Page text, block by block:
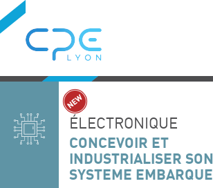
Accueil
Formations qualifiantes
Formations diplômantes
Infos pratiques
Déroulement des formations
ÉLECTRONIQUE
CONCEVOIR ET
INDUSTRIALISER SON
SYSTEME EMBARQUE
Cookies management panel